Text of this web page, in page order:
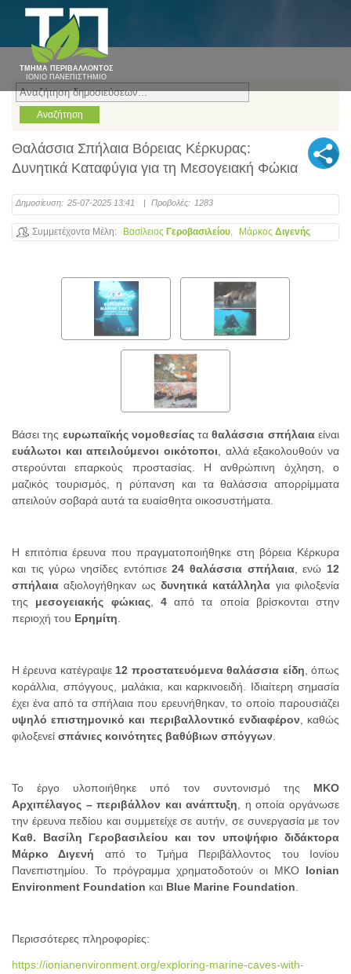
ΤΜΗΜΑ ΠΕΡΙΒΑΛΛΟΝΤΟΣ
ΙΟΝΙΟ ΠΑΝΕΠΙΣΤΗΜΙΟ
Θαλάσσια Σπήλαια Βόρειας Κέρκυρας:
Δυνητικά Καταφύγια για τη Μεσογειακή Φώκια
Δημοσίευση: 25-07-2025 13:41 | Προβολές: 1283
Συμμετέχοντα Μέλη Βασίλειος Γεροβασιλείου Μάρκος Διγενής
Βάσει της ευρωπαϊκής νομοθεσίαςταθαλάσσια σπήλαιαείναι
ευάλωτοι και απειλούμενοι οικότοποι , αλλά εξακολουθούν να
στερούνται επαρκούς προστασίας. Η ανθρώπινη όχληση, ο
μαζικός τουρισμός, η ρύπανση και τα θαλάσσια απορρίμματα
απειλούν σοβαρά αυτά τα ευαίσθητα οικοσυστήματα.
Η επιτόπια έρευνα που πραγματοποιήθηκε στη βόρεια Κέρκυρα
και τις γύρω νησίδες εντόπισε24 θαλάσσια σπήλαια, ενώ 12
σπήλαιααξιολογήθηκαν ωςδυνητικά κατάλληλα για φιλοξενία
της μεσογειακής φώκιας, 4 από τα οποία βρίσκονται στην
περιοχή του Ερημίτη
Η έρευνα κατέγραψε 12 προστατευόμενα θαλάσσια είδη , όπως
κοράλλια, σπόγγους, μαλάκια, και καρκινοειδή. Ιδιαίτερη σημασία
έχει ένα από τα σπήλαια που ερευνήθηκαν, το οποίο παρουσιάζει
υψηλό επιστημονικό και περιβαλλοντικό ενδιαφέρον , καθώς
φιλοξενεί σπάνιες κοινότητες βαθύβιων σπόγγων
Το έργο υλοποιήθηκε υπό τον συντονισμό της MKO
Αρχιπέλαγος – περιβάλλον και ανάπτυξη , η οποία οργάνωσε
την έρευνα πεδίου και συμμετείχε σε αυτήν, σε συνεργασία με τον
Καθ. Βασίλη Γεροβασιλείου και τον υποψήφιο διδάκτορα
Μάρκο Διγενή από το Τμήμα Περιβάλλοντος του Ιονίου
Πανεπιστημίου. Το πρόγραμμα χρηματοδοτούν οι ΜΚΟ Ionian
Environment Foundation και Blue Marine Foundation
Περισσότερες πληροφορίες:
https://ionianenvironment.org/exploring-marine-caves-with-